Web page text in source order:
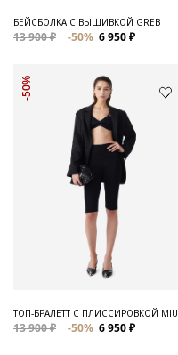
БЕЙСБОЛКА С ВЫШИВКОЙ GREB
13 900 ₽ -50% 6 950 ₽
-50%
ТОП-БРАЛЕТТ С ПЛИССИРОВКОЙ MIU
13 900 ₽ -50% 6 950 ₽